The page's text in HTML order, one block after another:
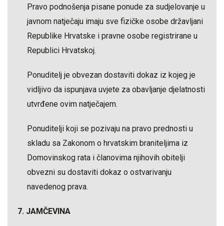
Pravo podnošenja pisane ponude za sudjelovanje u
javnom natječaju imaju sve fizičke osobe državljani
Republike Hrvatske i pravne osobe registrirane u
Republici Hrvatskoj.
Ponuditelj je obvezan dostaviti dokaz iz kojeg je
vidljivo da ispunjava uvjete za obavljanje djelatnosti
utvrđene ovim natječajem.
Ponuditelji koji se pozivaju na pravo prednosti u
skladu sa Zakonom o hrvatskim braniteljima iz
Domovinskog rata i članovima njihovih obitelji
obvezni su dostaviti dokaz o ostvarivanju
navedenog prava.
7. JAMČEVINA